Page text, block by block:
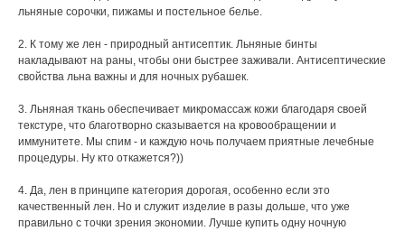
льняные сорочки, пижамы и постельное белье.
2. К тому же лен - природный антисептик. Льняные бинты
накладывают на раны, чтобы они быстрее заживали. Антисептические
свойства льна важны и для ночных рубашек.
3. Льняная ткань обеспечивает микромассаж кожи благодаря своей
текстуре, что благотворно сказывается на кровообращении и
иммунитете. Мы спим - и каждую ночь получаем приятные лечебные
процедуры. Ну кто откажется?))
4. Да, лен в принципе категория дорогая, особенно если это
качественный лен. Но и служит изделие в разы дольше, что уже
правильно с точки зрения экономии. Лучше купить одну ночную